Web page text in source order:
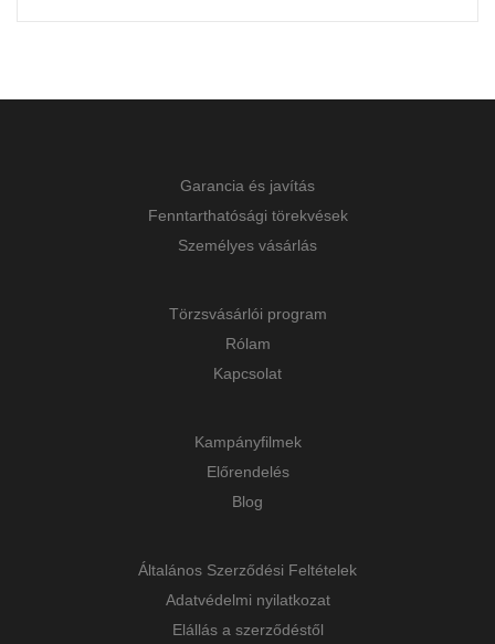
Garancia és javítás
Fenntarthatósági törekvések
Személyes vásárlás
Törzsvásárlói program
Rólam
Kapcsolat
Kampányfilmek
Előrendelés
Blog
Általános Szerződési Feltételek
Adatvédelmi nyilatkozat
Elállás a szerződéstől